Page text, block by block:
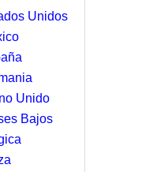
Unidos
Unido
Bajos